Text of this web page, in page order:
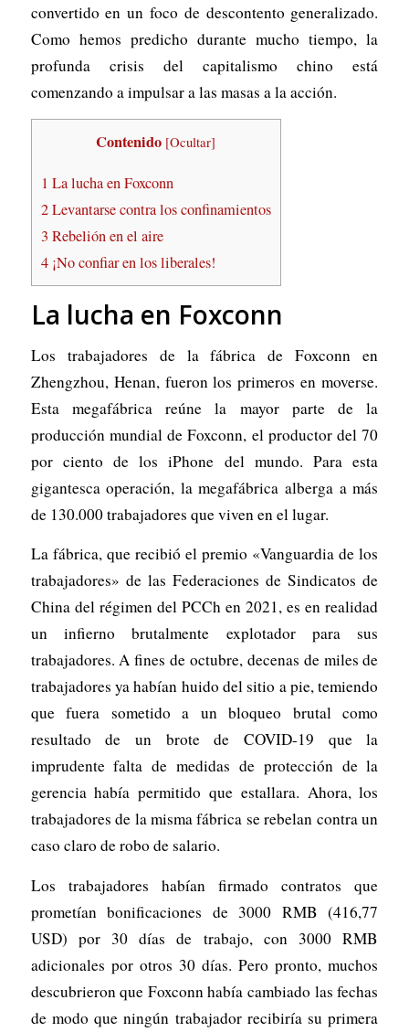
convertido en un foco de descontento generalizado.
Como hemos predicho durante mucho tiempo, la
profunda crisis del capitalismo chino está
comenzando a impulsar a las masas a la acción.
Contenido [Ocultar]
1 La lucha en Foxconn
2Levantarse contra los confinamientos
3 Rebelión en el aire
4¡No confiar en los liberales!
La lucha en Foxconn
Los trabajadores de la fábrica de Foxconn en
Zhengzhou, Henan, fueron los primeros en moverse.
Esta megafábrica reúne la mayor parte de la
producción mundial de Foxconn, el productor del 70
por ciento de los iPhone del mundo. Para esta
gigantesca operación, la megafábrica alberga a más
de 130.000 trabajadores que viven en el lugar.
La fábrica, que recibió el premio «Vanguardia de los
trabajadores» de las Federaciones de Sindicatos de
China del régimen del PCCh en 2021, es en realidad
un infierno brutalmente explotador para sus
trabajadores. A fines de octubre, decenas de miles de
trabajadores ya habían huido del sitio a pie, temiendo
que fuera sometido a un bloqueo brutal como
resultado de un brote de COVID-19 que la
imprudente falta de medidas de protección de la
gerencia había permitido que estallara. Ahora, los
trabajadores de la misma fábrica se rebelan contra un
caso claro de robo de salario.
Los trabajadores habían firmado contratos que
prometían bonificaciones de 3000 RMB (416,77
USD) por 30 días de trabajo, con 3000 RMB
adicionales por otros 30 días. Pero pronto, muchos
descubrieron que Foxconn había cambiado las fechas
de modo que ningún trabajador recibiría su primera